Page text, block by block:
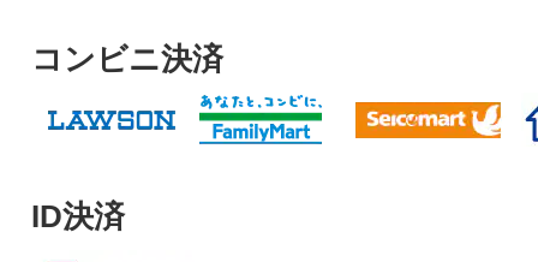
コンビニ決済
ID決済